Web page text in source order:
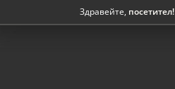
Здравейте, посетител!